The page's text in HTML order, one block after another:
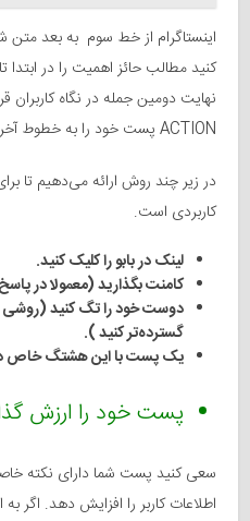
اینستاگرام از خط سوم به بعد متن
کنید مطالب حائز اهمیت را در ابتدا
ACTION پست خود را به خطوط آخر ارجاع ندهید.
در زیر چند روش ارائه می‌دهیم تا
کاربردی است.
لینک در بابو را کلیک کنید.
کامنت بگذارید (معمولا در
دوست خود را تگ کنید (روشی
گسترده‌تر کنید ).
یک پست با این هشتگ خاص
پست خود را ارزش
سعی کنید پست شما دارای نکته
اطلاعات کاربر را افزایش دهد. اگر